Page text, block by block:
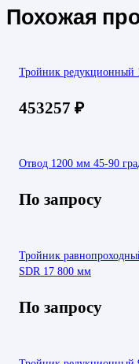
Похожая
Тройник редукционный
453257 ₽
Отвод 1200 мм 45-90
По запросу
Тройник
SDR 17 800 мм
По запросу